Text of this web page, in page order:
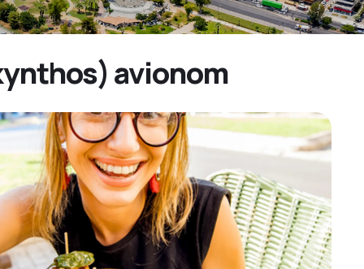
avionom